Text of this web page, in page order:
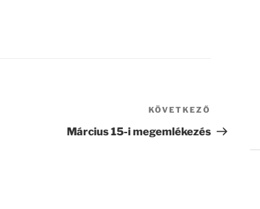
bejegyzés
KÖVETKEZŐ
Március 15-i megemlékezés